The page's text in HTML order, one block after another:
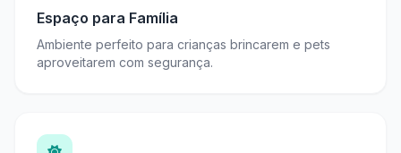
Espaço para Família
Ambiente perfeito para crianças brincarem e pets
aproveitarem com segurança.